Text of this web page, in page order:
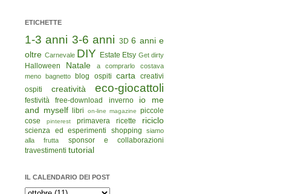
ETICHETTE
1-3 anni 3-6 anni 3D 6 anni e
oltre Carnevale DIY Estate Etsy Get dirty
Halloween Natale
a comprarlo costava
meno
bagnetto blog ospiti carta
creativi
ospiti
creatività eco-giocattoli
festività free-download inverno
io me
and myself libri on-line magazine
piccole
cose
pinterest primavera ricette riciclo
scienza ed esperimenti shopping
siamo
alla frutta
sponsor e collaborazioni
travestimenti tutorial
IL CALENDARIO DEI POST